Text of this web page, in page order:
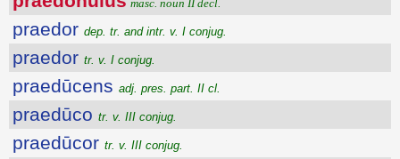
masc. noun II decl.
praedor dep. tr. and intr. v. I conjug.
praedor tr. v. I conjug.
praedūcens adj. pres. part. II cl.
praedūco tr. v. III conjug.
praedūcor tr. v. III conjug.